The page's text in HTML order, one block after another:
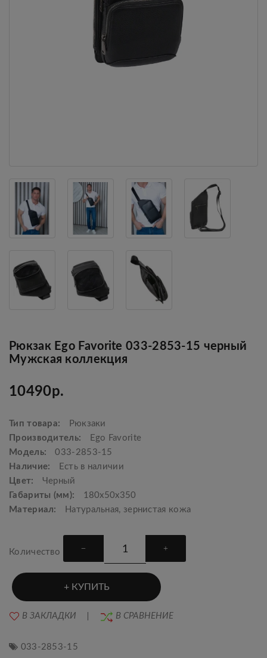
Рюкзак Ego Favorite 033-2853-15 черный
Мужская коллекция
10490р.
Тип товара:
Рюкзаки
Производитель:
Ego Favorite
Модель:
033-2853-15
Наличие:
Есть в наличии
Цвет:
Черный
Габариты (мм):
180х50х350
Материал:
Натуральная, зернистая кожа
Количество
КУПИТЬ
В ЗАКЛАДКИ В СРАВНЕНИЕ
033-2853-15